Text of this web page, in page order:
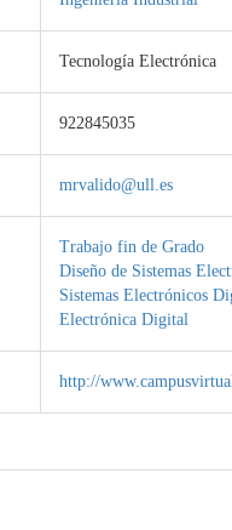
Tecnología Electrónica
922845035
mrvalido@ull.es
Trabajo fin de Grado
Diseño de Sistemas
Sistemas Electrónicos
Electrónica Digital
http://